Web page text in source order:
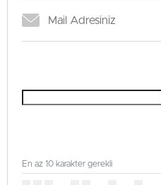
En az 10 karakter gerekli